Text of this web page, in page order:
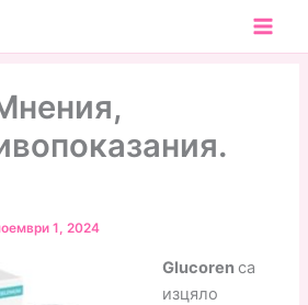
1, 2024
Glucorenса
изцяло